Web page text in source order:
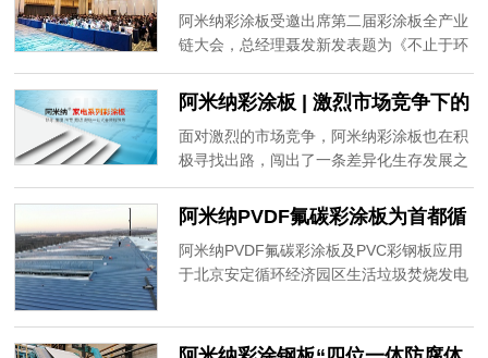
产业链大会，并就静电粉末喷涂板
发表主题演讲
阿米纳彩涂板受邀出席第二届彩涂板全产业
链大会，总经理聂发新发表题为《不止于环
保——静电粉末喷涂板的产品优势与行业前
景》的主题演讲。
阿米纳彩涂板 | 激烈市场竞争下的
差异化生存之路
面对激烈的市场竞争，阿米纳彩涂板也在积
极寻找出路，闯出了一条差异化生存发展之
路。
阿米纳PVDF氟碳彩涂板为首都循
环经济建设“添砖加瓦”
阿米纳PVDF氟碳彩涂板及PVC彩钢板应用
于北京安定循环经济园区生活垃圾焚烧发电